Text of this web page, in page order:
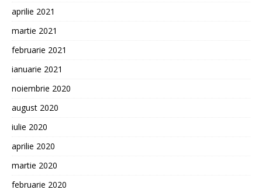
aprilie 2021
martie 2021
februarie 2021
ianuarie 2021
noiembrie 2020
august 2020
iulie 2020
aprilie 2020
martie 2020
februarie 2020